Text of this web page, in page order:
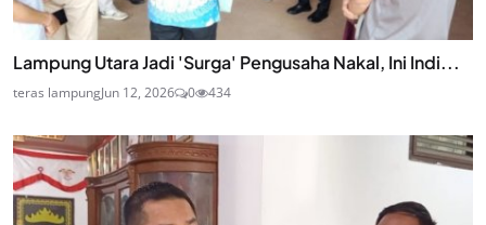
Lampung Utara Jadi 'Surga' Pengusaha Nakal, Ini Indi...
teras lampungJun 12, 2026 0 434